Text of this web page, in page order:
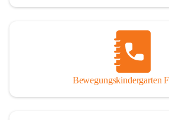
Bewegungskindergarten